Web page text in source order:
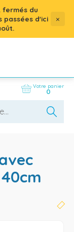
fermés du
passées d'ici
×
Votre panier
0